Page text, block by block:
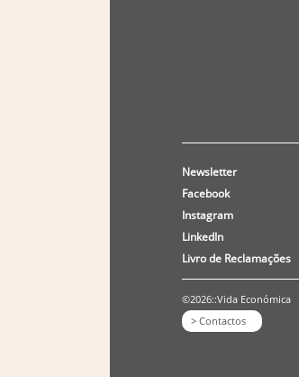
Newsletter
Facebook
Instagram
LinkedIn
Livro de Reclamações
©2026::Vida Económica
> Contactos